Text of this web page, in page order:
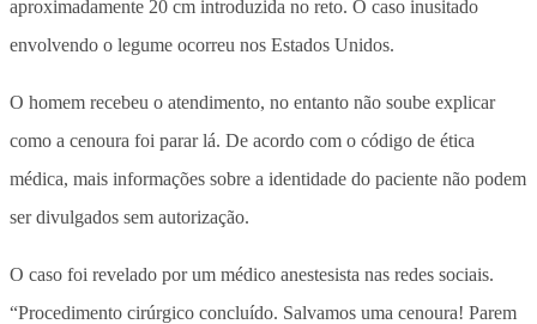
aproximadamente 20 cm introduzida no reto. O caso inusitado
envolvendo o legume ocorreu nos Estados Unidos.
O homem recebeu o atendimento, no entanto não soube explicar
como a cenoura foi parar lá. De acordo com o código de ética
médica, mais informações sobre a identidade do paciente não podem
ser divulgados sem autorização.
O caso foi revelado por um médico anestesista nas redes sociais.
“Procedimento cirúrgico concluído. Salvamos uma cenoura! Parem